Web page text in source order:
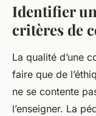
Identifier
critères de
La qualité d’une
faire que de
ne se contente
l’enseigner. La